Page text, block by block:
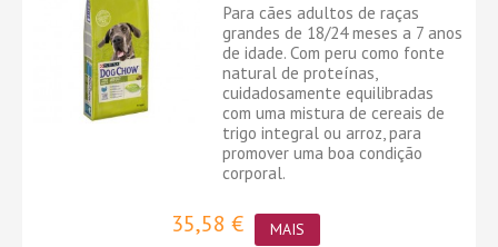
Para cães adultos de raças
grandes de 18/24 meses a 7 anos
de idade. Com peru como fonte
natural de proteínas,
cuidadosamente equilibradas
com uma mistura de cereais de
trigo integral ou arroz, para
promover uma boa condição
corporal.
35,58 € MAIS